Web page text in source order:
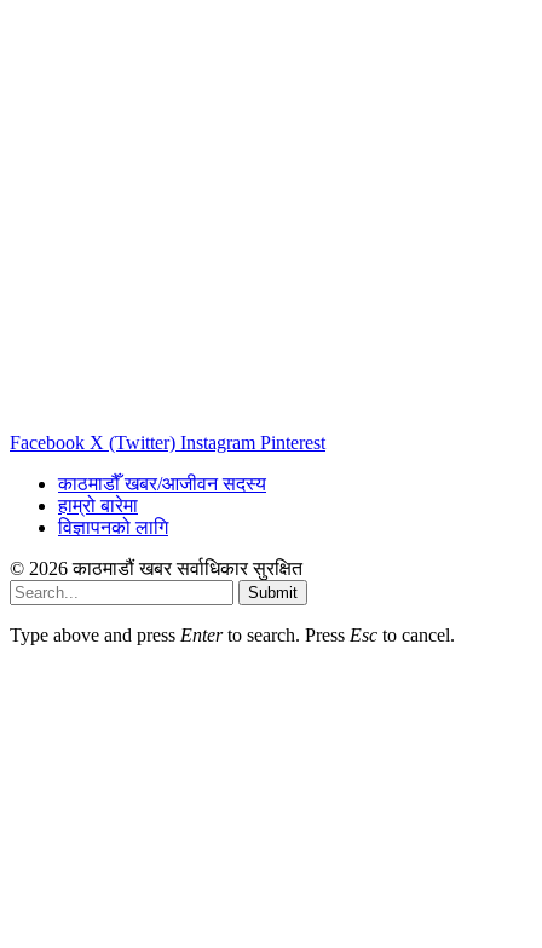
Facebook X (Twitter) Instagram Pinterest
काठमाडौँ खबर/आजीवन सदस्य
हाम्रो बारेमा
विज्ञापनको लागि
© 2026 काठमाडौं खबर सर्वाधिकार सुरक्षित
Submit
Type above and press Enterto search. Press Esc to cancel.